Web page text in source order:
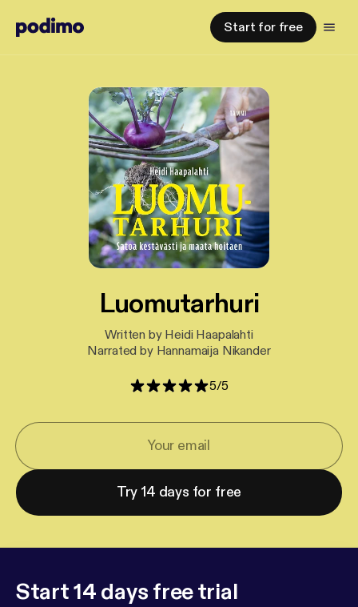
Start for free
Luomutarhuri
Written by Heidi Haapalahti
Narrated by Hannamaija Nikander
5/5
Try 14 days for free
Start 14 days free trial